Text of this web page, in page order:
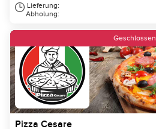
Lieferung:
Abholung:
Geschlossen
Pizza Cesare